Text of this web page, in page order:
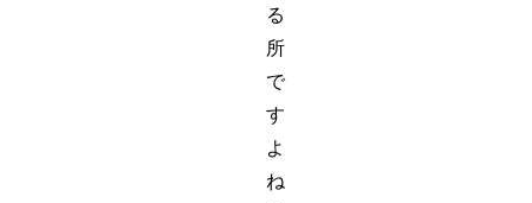
る
所
で
す
よ
ね